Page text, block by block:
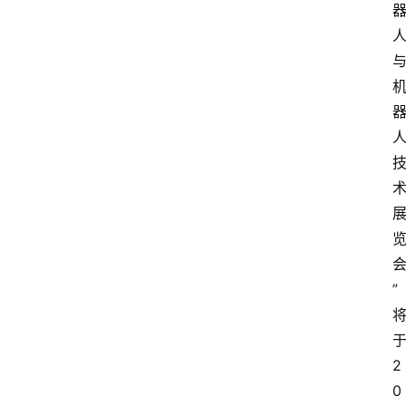
器
人
与
机
器
人
技
术
展
览
会
”
将
于
2
0